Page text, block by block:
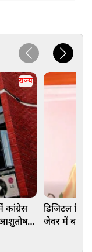
राज्य
कांग्रेस
आशुतोष
डिजिटल
जेवर में बनेगा